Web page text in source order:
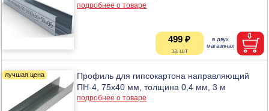
подробнее о товаре
499 ₽
Профиль для гипсокартона направляющий
ПН-4, 75х40 мм, толщина 0,4 мм, 3 м
подробнее о товаре